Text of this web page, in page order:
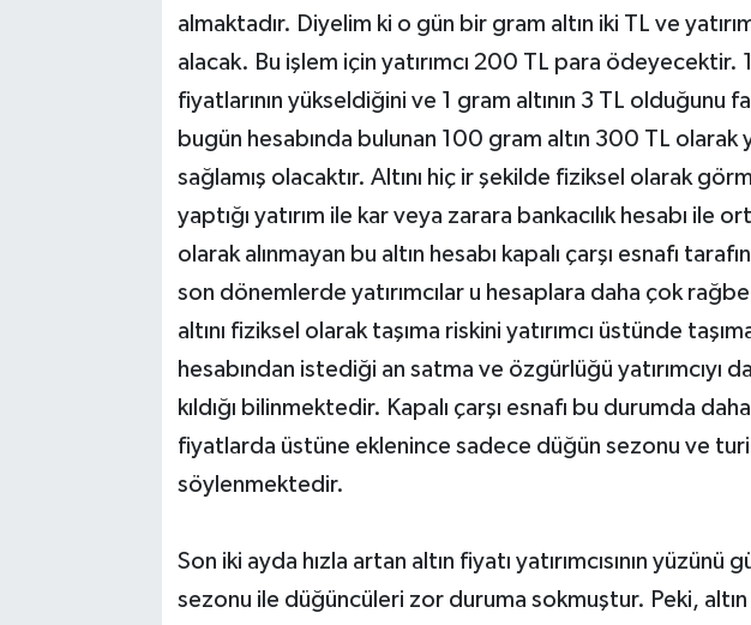
almaktadır. Diyelim ki o gün bir gram altın iki TL ve
alacak. Bu işlem için yatırımcı 200 TL para ödeyecektir.
fiyatlarının yükseldiğini ve 1 gram altının 3 TL olduğunu
bugün hesabında bulunan 100 gram altın 300 TL olarak
sağlamış olacaktır. Altını hiç ir şekilde fiziksel olarak
yaptığı yatırım ile kar veya zarara bankacılık hesabı ile
olarak alınmayan bu altın hesabı kapalı çarşı esnafı
son dönemlerde yatırımcılar u hesaplara daha çok
altını fiziksel olarak taşıma riskini yatırımcı üstünde
hesabından istediği an satma ve özgürlüğü yatırımcıyı
kıldığı bilinmektedir. Kapalı çarşı esnafı bu durumda
fiyatlarda üstüne eklenince sadece düğün sezonu ve
söylenmektedir.
Son iki ayda hızla artan altın fiyatı yatırımcısının yüzünü
sezonu ile düğüncüleri zor duruma sokmuştur. Peki,